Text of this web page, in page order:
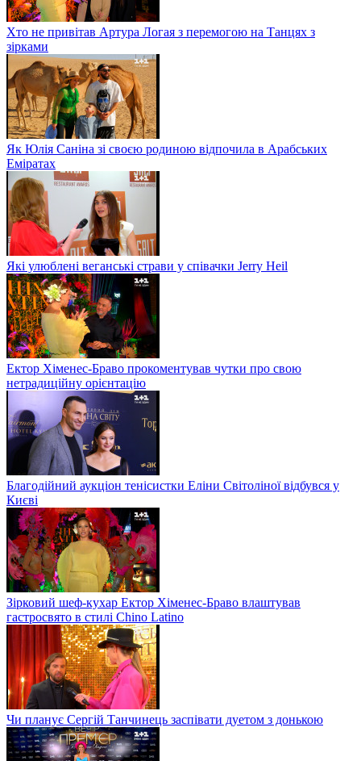
Хто не привітав Артура Логая з перемогою на Танцях з
зірками
Як Юлія Саніна зі своєю родиною відпочила в Арабських
Еміратах
Які улюблені веганські страви у співачки Jerry Heil
Ектор Хіменес-Браво прокоментував чутки про свою
нетрадиційну орієнтацію
Благодійний аукціон тенісистки Еліни Світоліної відбувся у
Києві
Зірковий шеф-кухар Ектор Хіменес-Браво влаштував
гастросвято в стилі Chino Latino
Чи планує Сергій Танчинець заспівати дуетом з донькою